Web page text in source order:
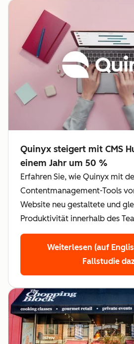
Quinyx steigert mit CMS
einem Jahr um 50 %
Erfahren Sie, wie Quinyx mit
Contentmanagement-Tools
Website neu gestaltete und
Produktivität innerhalb des
Weiterlesen (auf
Fallstudie